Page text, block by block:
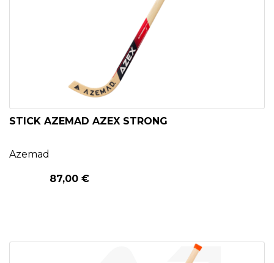
STICK AZEMAD AZEX STRONG
Azemad
87,00 €